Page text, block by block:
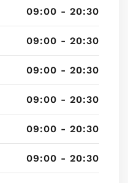
09:00 - 20:30
09:00 - 20:30
09:00 - 20:30
09:00 - 20:30
09:00 - 20:30
09:00 - 20:30